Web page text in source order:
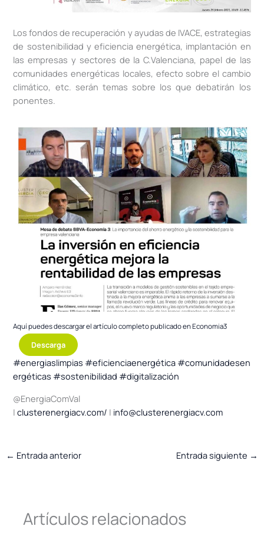
Los fondos de recuperación y ayudas de IVACE, estrategias
de sostenibilidad y eficiencia energética, implantación en
las empresas y sectores de la C.Valenciana, papel de las
comunidades energéticas locales, efecto sobre el cambio
climático, etc. serán temas sobre los que debatirán los
ponentes.
Aquí puedes descargar el artículo completo publicado en Economia3
Descarga
#energiaslimpias #eficienciaenergética #comunidadesen
ergéticas #sostenibilidad #digitalización
@EnergiaComVal
|clusterenergiacv.com/ | info@clusterenergiacv.com
← Entrada anterior Entrada siguiente →
Artículos relacionados